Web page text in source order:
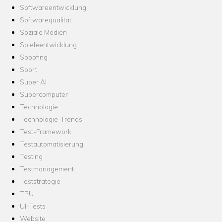
Softwareentwicklung
Softwarequalität
Soziale Medien
Spieleentwicklung
Spoofing
Sport
Super AI
Supercomputer
Technologie
Technologie-Trends
Test-Framework
Testautomatisierung
Testing
Testmanagement
Teststrategie
TPU
UI-Tests
Website